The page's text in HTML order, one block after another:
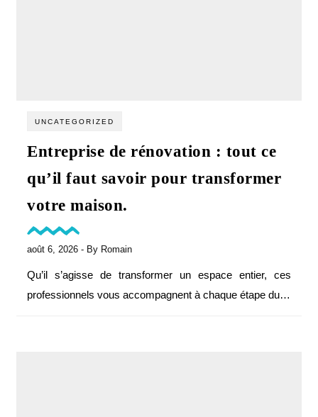
UNCATEGORIZED
Entreprise de rénovation : tout ce
qu’il faut savoir pour transformer
votre maison.
août 6, 2026 - By Romain
Qu’il s’agisse de transformer un espace entier, ces
professionnels vous accompagnent à chaque étape du…